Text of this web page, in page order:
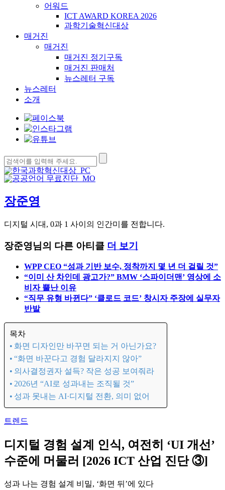
어워드
ICT AWARD KOREA 2026
과학기술혁신대상
매거진
매거진
매거진 정기구독
매거진 판매처
뉴스레터 구독
뉴스레터
소개
검
색:
장준영
디지털 시대, 0과 1 사이의 인간미를 전합니다.
장준영님의 다른 아티클더 보기
“직무 유형 바뀐다” ‘클로드 코드’ 창시자 주장에 실무자
반발
목차
화면 디자인만 바꾸면 되는 거 아닌가요?
“화면 바꾼다고 경험 달라지지 않아”
의사결정권자 설득? 작은 성공 보여줘라
성과 못내는 AI·디지털 전환, 의미 없어